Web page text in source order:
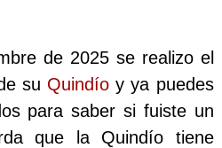
de 2025 se realizo el
su Quindío y ya puedes
para saber si fuiste un
que la Quindío tiene